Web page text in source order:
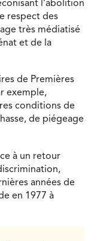
l’abolition
respect des
très médiatisé
et de la
de Premières
exemple,
conditions de
de piégeage
à un retour
années de
en 1977 à